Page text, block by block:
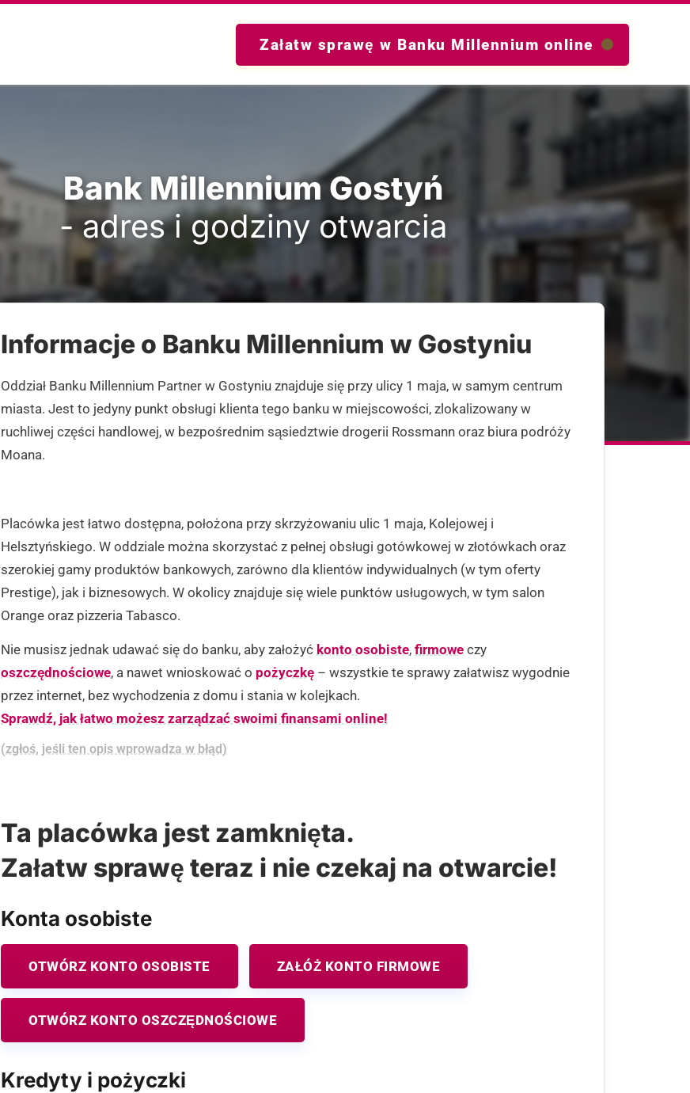
Załatw sprawę w Banku Millennium online
Bank Millennium Gostyń
- adres i godziny otwarcia
Informacje o Banku Millennium w Gostyniu
Oddział Banku Millennium Partner w Gostyniu znajduje się przy ulicy 1 maja, w samym centrum
miasta. Jest to jedyny punkt obsługi klienta tego banku w miejscowości, zlokalizowany w
ruchliwej części handlowej, w bezpośrednim sąsiedztwie drogerii Rossmann oraz biura podróży
Moana.
Placówka jest łatwo dostępna, położona przy skrzyżowaniu ulic 1 maja, Kolejowej i
Helsztyńskiego. W oddziale można skorzystać z pełnej obsługi gotówkowej w złotówkach oraz
szerokiej gamy produktów bankowych, zarówno dla klientów indywidualnych (w tym oferty
Prestige), jak i biznesowych. W okolicy znajduje się wiele punktów usługowych, w tym salon
Orange oraz pizzeria Tabasco.
Nie musisz jednak udawać się do banku, aby założyć konto osobiste, firmowe czy
oszczędnościowe, a nawet wnioskować o pożyczkę – wszystkie te sprawy załatwisz wygodnie
przez internet, bez wychodzenia z domu i stania w kolejkach.
Sprawdź, jak łatwo możesz zarządzać swoimi finansami online!
(zgłoś, jeśli ten opis wprowadza w błąd)
Ta placówka jest zamknięta.
Załatw sprawę teraz i nie czekaj na otwarcie!
Konta osobiste
OTWÓRZ KONTO OSOBISTE ZAŁÓŻ KONTO FIRMOWE
OTWÓRZ KONTO OSZCZĘDNOŚCIOWE
Kredyty i pożyczki